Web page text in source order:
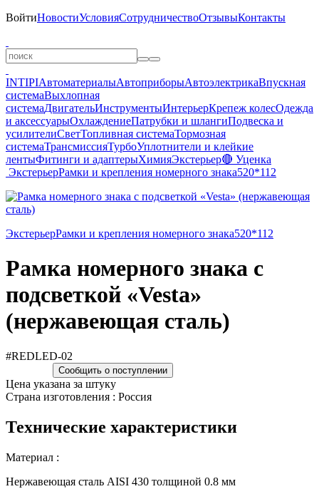
ВойтиНовостиУсловияСотрудничествоОтзывыКонтакты
INTIPIАвтоматериалыАвтоприборыАвтоэлектрикаВпускная
системаВыхлопная
системаДвигательИнструментыИнтерьерКрепеж колесОдежда
и аксессуарыОхлаждениеПатрубки и шлангиПодвеска и
усилителиСветТопливная системаТормозная
системаТрансмиссияТурбоУплотнители и клейкие
лентыФитинги и адаптерыХимияЭкстерьер🔴 Уценка
ЭкстерьерРамки и крепления номерного знака520*112
ЭкстерьерРамки и крепления номерного знака520*112
Рамка номерного знака с
подсветкой «Vesta»
(нержавеющая сталь)
#REDLED-02
Сообщить о поступлении
Цена указана за штуку
Страна изготовления : Россия
Технические характеристики
Материал :
Нержавеющая сталь AISI 430 толщиной 0.8 мм